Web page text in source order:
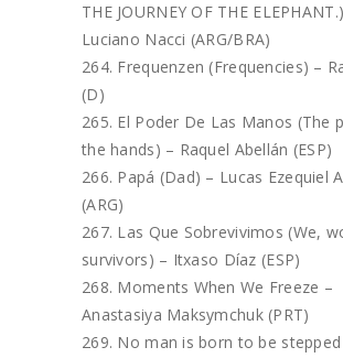
THE JOURNEY OF THE
Luciano Nacci (ARG/BRA)
Frequenzen (Frequencies) –
(D)
El Poder De Las Manos (The
the hands) – Raquel Abellán (ESP)
Papá (Dad) – Lucas Ezequiel
(ARG)
Las Que Sobrevivimos (We,
survivors) – Itxaso Díaz (ESP)
Moments When We Freeze –
Anastasiya Maksymchuk (PRT)
No man is born to be